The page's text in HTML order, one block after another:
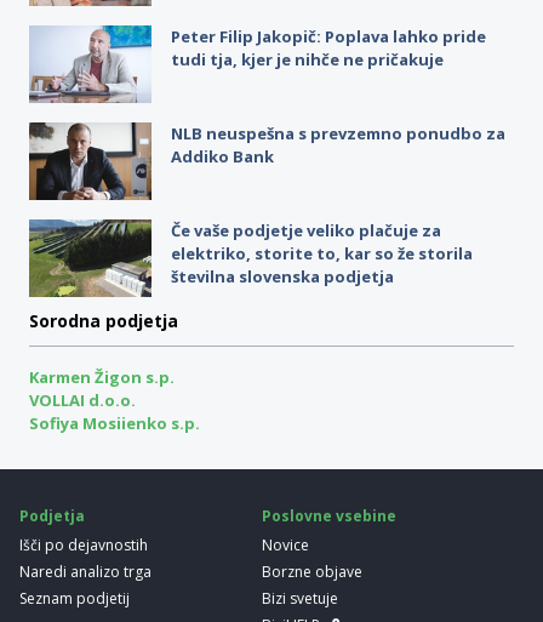
Peter Filip Jakopič: Poplava lahko pride
tudi tja, kjer je nihče ne pričakuje
NLB neuspešna s prevzemno ponudbo za
Addiko Bank
Če vaše podjetje veliko plačuje za
elektriko, storite to, kar so že storila
številna slovenska podjetja
Sorodna podjetja
Karmen Žigon s.p.
VOLLAI d.o.o.
Sofiya Mosiienko s.p.
Podjetja
Išči po dejavnostih
Naredi analizo trga
Seznam podjetij
Poslovne vsebine
Novice
Borzne objave
Bizi svetuje